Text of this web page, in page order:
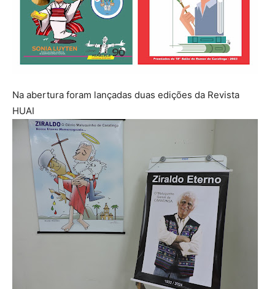
Na abertura foram lançadas duas edições da Revista
HUAI